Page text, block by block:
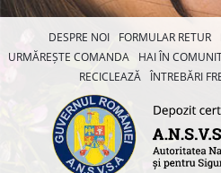
DESPRE NOI FORMULAR RETUR
URMĂREȘTE COMANDA
HAI ÎN
RECICLEAZĂ ÎNTREBĂRI